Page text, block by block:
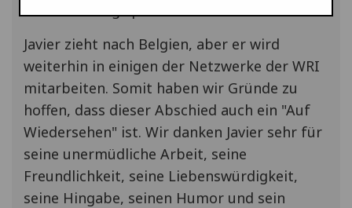
Durchführung spielte.
Javier zieht nach Belgien, aber er wird
weiterhin in einigen der Netzwerke der WRI
mitarbeiten. Somit haben wir Gründe zu
hoffen, dass dieser Abschied auch ein "Auf
Wiedersehen" ist. Wir danken Javier sehr für
seine unermüdliche Arbeit, seine
Freundlichkeit, seine Liebenswürdigkeit,
seine Hingabe, seinen Humor und sein